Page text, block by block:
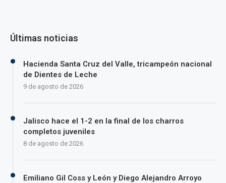
Últimas noticias
Hacienda Santa Cruz del Valle, tricampeón nacional
de Dientes de Leche
9 de agosto de 2026
Jalisco hace el 1-2 en la final de los charros
completos juveniles
8 de agosto de 2026
Emiliano Gil Coss y León y Diego Alejandro Arroyo